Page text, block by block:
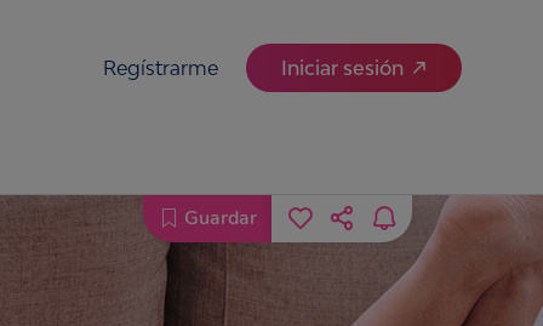
Regístrarme Iniciar sesión
Guardar